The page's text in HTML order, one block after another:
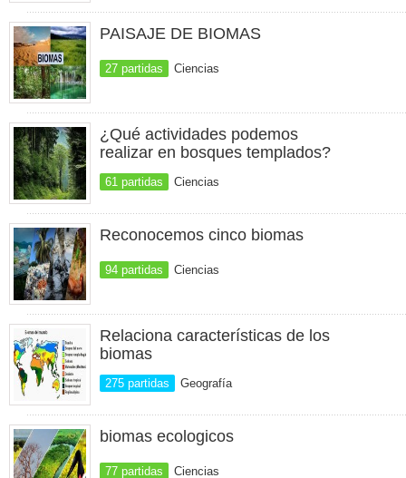
PAISAJE DE BIOMAS
27 partidas Ciencias
¿Qué actividades podemos
realizar en bosques templados?
61 partidas Ciencias
Reconocemos cinco biomas
94 partidas Ciencias
Relaciona características de los
biomas
275 partidas Geografía
biomas ecologicos
77 partidas Ciencias